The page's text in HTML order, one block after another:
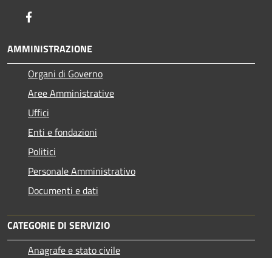
AMMINISTRAZIONE
Organi di Governo
Aree Amministrative
Uffici
Enti e fondazioni
Politici
Personale Amministrativo
Documenti e dati
CATEGORIE DI SERVIZIO
Anagrafe e stato civile